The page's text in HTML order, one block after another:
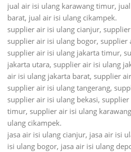
jual air isi ulang karawang timur,
barat, jual air isi ulang cikampek.
supplier air isi ulang cianjur,
supplier air isi ulang bogor, supplier
supplier air isi ulang jakarta timur,
jakarta utara, supplier air isi ulang
air isi ulang jakarta barat, supplier
supplier air isi ulang tangerang,
supplier air isi ulang bekasi,
timur, supplier air isi ulang
ulang cikampek.
jasa air isi ulang cianjur, jasa air isi
isi ulang bogor, jasa air isi ulang